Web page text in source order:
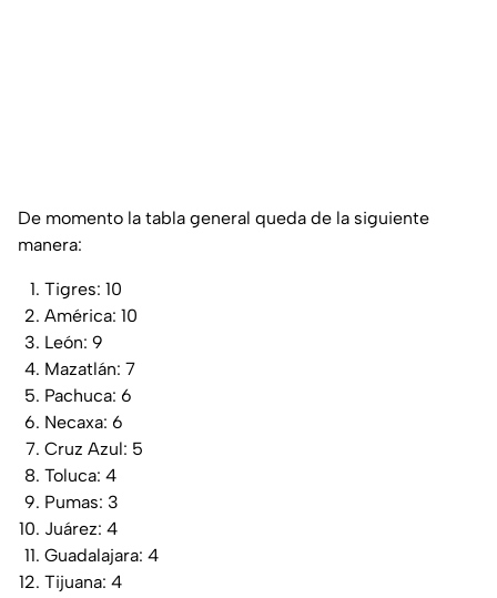
De momento la tabla general queda de la siguiente
manera:
Tigres: 10
América: 10
León: 9
Mazatlán: 7
Pachuca: 6
Necaxa: 6
Cruz Azul: 5
Toluca: 4
Pumas: 3
Juárez: 4
Guadalajara: 4
Tijuana: 4